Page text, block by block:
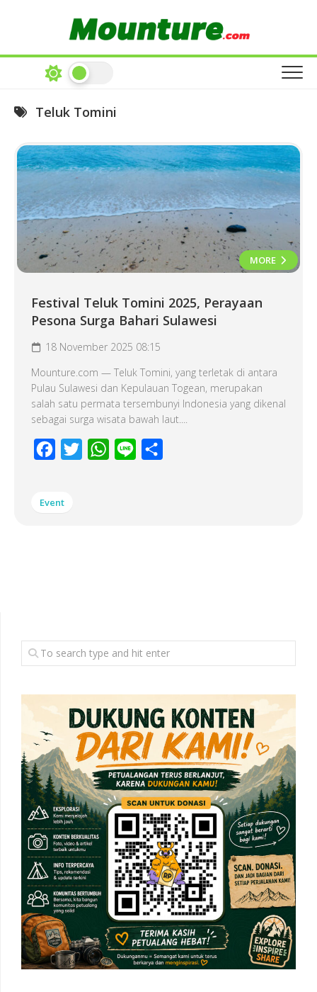
Teluk Tomini
MORE
Festival Teluk Tomini 2025, Perayaan
Pesona Surga Bahari Sulawesi
18 November 2025 08:15
Mounture.com — Teluk Tomini, yang terletak di antara
Pulau Sulawesi dan Kepulauan Togean, merupakan
salah satu permata tersembunyi Indonesia yang dikenal
sebagai surga wisata bawah laut....
Facebook
Twitter WhatsApp
Line
Event